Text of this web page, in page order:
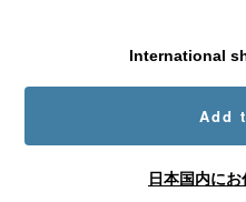
International
Add
日本国内に